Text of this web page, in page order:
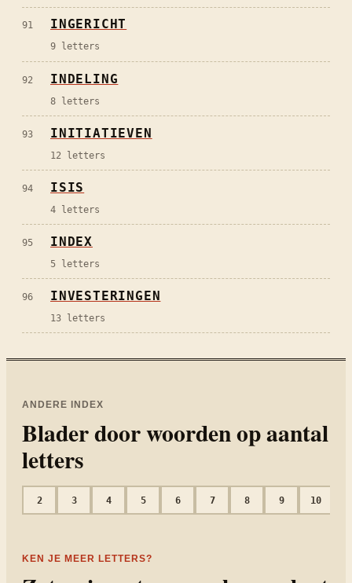
91 INGERICHT
9 letters
92 INDELING
8 letters
93 INITIATIEVEN
12 letters
94 ISIS
4 letters
95 INDEX
5 letters
96 INVESTERINGEN
13 letters
ANDERE INDEX
Blader door woorden op aantal
letters
2 3 4 5 6 7 8 9 10
KEN JE MEER LETTERS?